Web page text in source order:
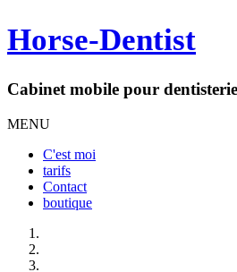
Horse-Dentist
Cabinet mobile pour
MENU
C'est moi
tarifs
Contact
boutique